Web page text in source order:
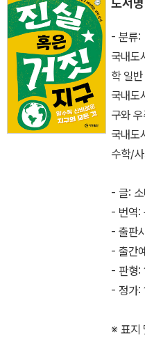
도서
- 분류:
국내도
학 일반
국내도
구와
국내
수학/
- 글:
- 번역:
- 출판
- 출간
- 판형
- 정가:
※ 표지